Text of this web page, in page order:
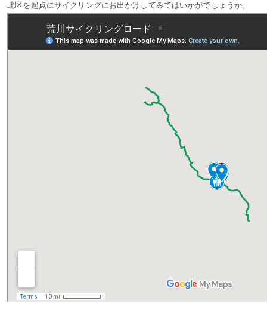
北区を起点にサイクリングにお出かけしてみてはいかがでしょうか。